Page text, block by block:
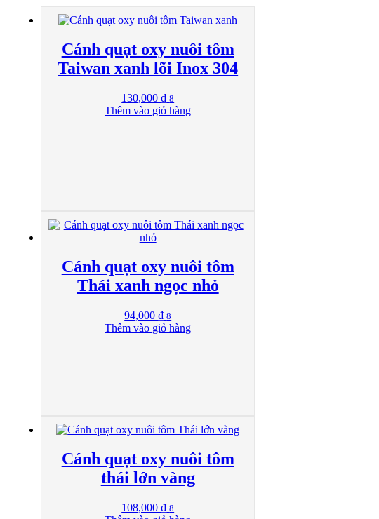
Cánh quạt oxy nuôi tôm
Taiwan xanh lõi Inox 304
130,000₫ 8
Thêm vào giỏ hàng
Cánh quạt oxy nuôi tôm
Thái xanh ngọc nhỏ
94,000₫ 8
Thêm vào giỏ hàng
Cánh quạt oxy nuôi tôm
thái lớn vàng
108,000₫ 8